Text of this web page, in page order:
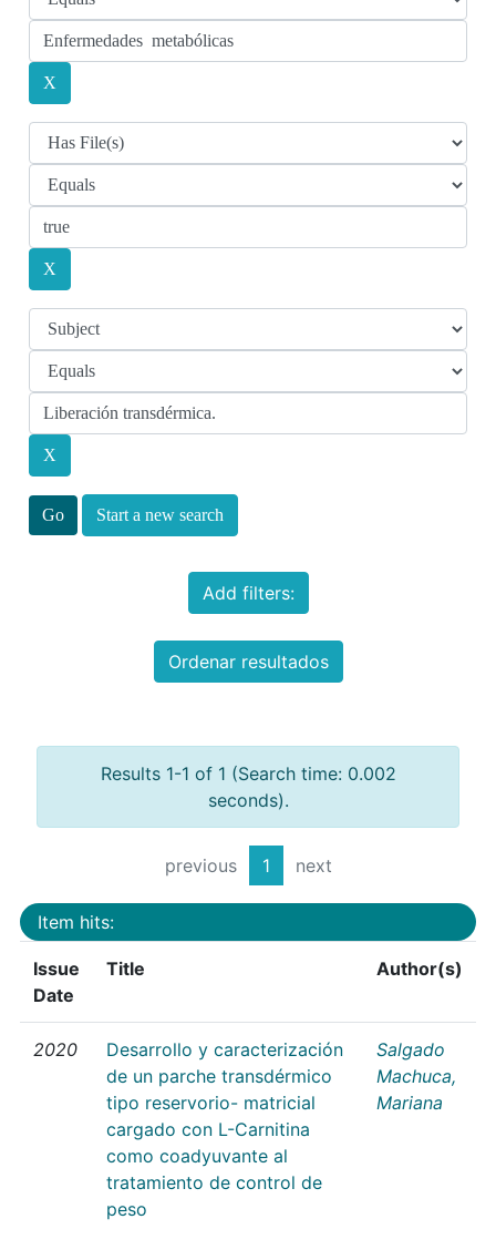
Start a new search
Add filters:
Ordenar resultados
Results 1-1 of 1 (Search time: 0.002
seconds).
previous 1 next
Item hits:
Issue
Date
Title Author(s)
2020
Desarrollo y caracterización
de un parche transdérmico
tipo reservorio- matricial
cargado con L-Carnitina
como coadyuvante al
tratamiento de control de
peso
Salgado
Machuca,
Mariana